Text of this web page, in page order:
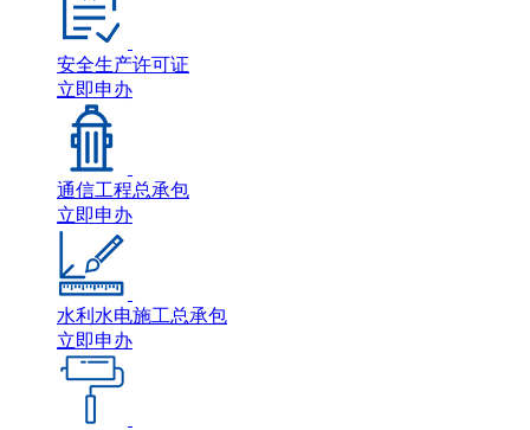
安全生产许可证
立即申办
通信工程总承包
立即申办
水利水电施工总承包
立即申办